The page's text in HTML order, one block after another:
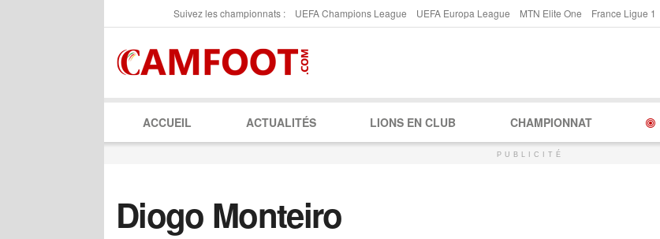
Suivez les championnats : UEFA Champions League UEFA Europa League MTN Elite One France Ligue 1
ACCUEIL ACTUALITÉS LIONS EN CLUB CHAMPIONNAT
PUBLICITÉ
Diogo Monteiro